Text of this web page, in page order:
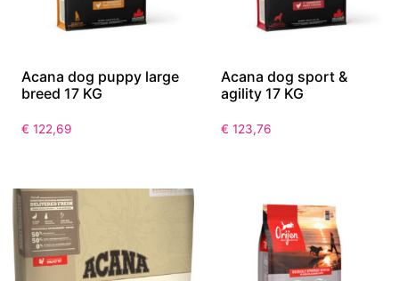
Acana dog puppy large
breed 17 KG
€ 122,69
Acana dog sport &
agility 17 KG
€ 123,76